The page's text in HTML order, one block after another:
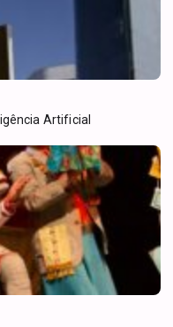
Artificial